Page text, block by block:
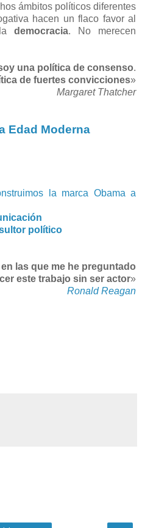
ámbitos políticos diferentes
hacen un flaco favor al
lademocracia. No merecen
una política de consenso.
de fuertes convicciones»
Margaret Thatcher
Edad Moderna
la marca Obama a
político
las que me he preguntado
este trabajo sin ser actor»
Ronald Reagan